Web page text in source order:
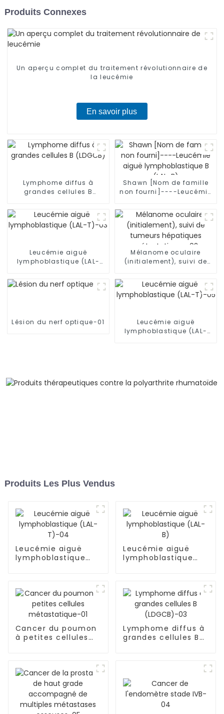
Produits Connexes
Un aperçu complet du traitement révolutionnaire de
la leucémie
En savoir plus
Lymphome diffus à
grandes cellules B
Shawn [Nom de famille
non fourni]----Leucémie
Leucémie aiguë
lymphoblastique (LAL-
Mélanome oculaire
(initialement), suivi de
métastatiques-02
Lésion du nerf optique-01
Leucémie aiguë
lymphoblastique (LAL-
Produits Les Plus Vendus
Leucémie aiguë
lymphoblastique
Leucémie aiguë
lymphoblastique
Cancer du poumon
à petites cellules
Lymphome diffus à
grandes cellules B